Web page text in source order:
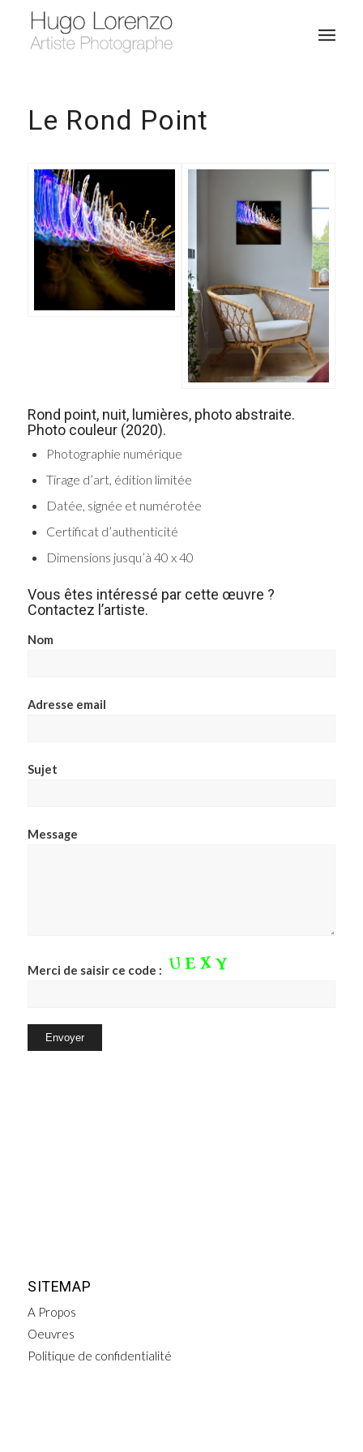
Le Rond Point
Rond point, nuit, lumières, photo abstraite.
Photo couleur (2020).
Photographie numérique
Tirage d’art, édition limitée
Datée, signée et numérotée
Certificat d’authenticité
Dimensions jusqu’à 40 x 40
Vous êtes intéressé par cette œuvre ?
Contactez l’artiste.
Nom
Adresse email
Sujet
Message
Merci de saisir ce code :
SITEMAP
A Propos
Oeuvres
Politique de confidentialité